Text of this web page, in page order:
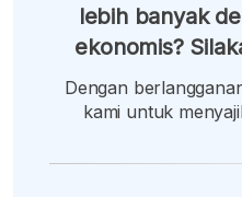
lebih banyak
ekonomis?
Dengan
kami untuk